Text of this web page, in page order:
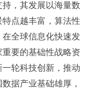
，其发展以海量数
点越丰富，算法性
全球信息化快速发
要的基础性战略资
轮科技创新，推动
据产业基础雄厚，